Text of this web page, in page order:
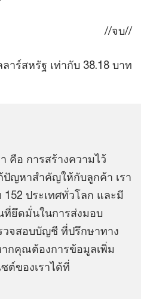
//จบ//
าร์สหรัฐ เท่ากับ 38.18 บาท
คือ การสร้างความไว้
ปัญหาสำคัญให้กับลูกค้า เรา
ประเทศทั่วโลก และมี
ที่ยึดมั่นในการส่งมอบ
จสอบบัญชี ที่ปรึกษาทาง
กคุณต้องการข้อมูลเพิ่ม
ต์ของเราได้ที่